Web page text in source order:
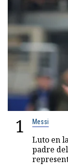
1 Messi
Luto en
padre